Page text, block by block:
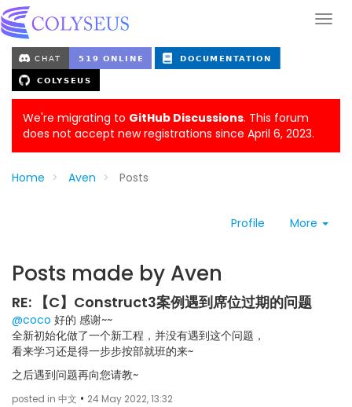
We're migrating to GitHub Discussions. This forum
does not accept new registrations since April 6, 2023.
Home Aven Posts
Profile More
Posts made by Aven
RE: 【C】Construct3案例遇到席位过期的问题
@coco 好的 感谢~~
全新初始化做了一个新工程，并没有遇到这个问题，
看来学习还是得一步步按部就班的来~
之后遇到问题再向您请教~
posted in 中文 • 24 May 2022, 13:32